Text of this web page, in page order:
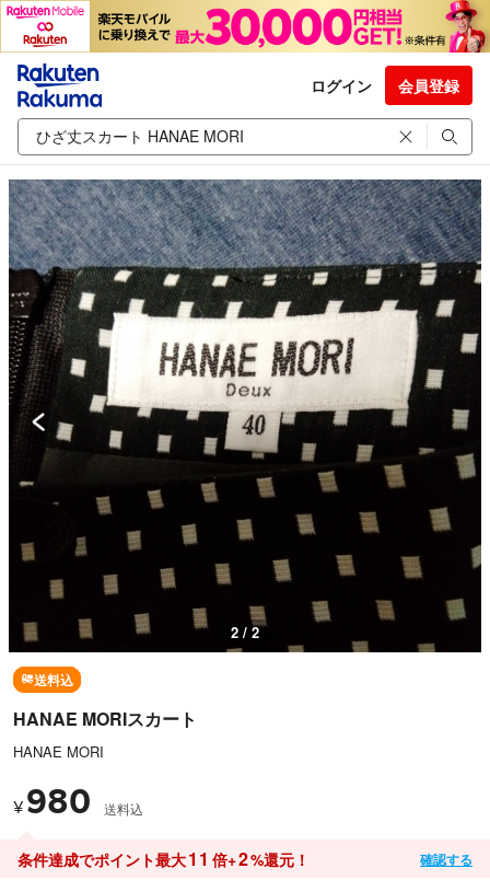
ログイン 会員登録
1 / 2
送料込
HANAE MORIスカート
HANAE MORI
¥ 980 送料込
条件達成でポイント最大11 倍+2%還元！ 確認する